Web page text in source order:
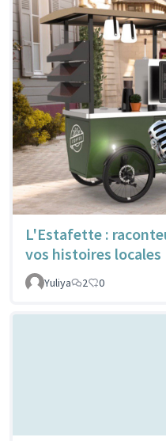
L'Estafette :
vos histoires locales
Yuliya
2 0